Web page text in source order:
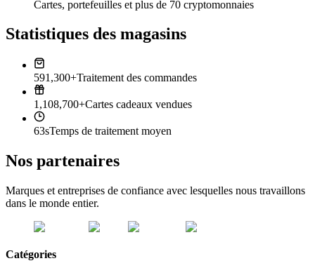
Cartes, portefeuilles et plus de 70 cryptomonnaies
Statistiques des magasins
591,300+Traitement des commandes
1,108,700+Cartes cadeaux vendues
63sTemps de traitement moyen
Nos partenaires
Marques et entreprises de confiance avec lesquelles nous travaillons
dans le monde entier.
Catégories